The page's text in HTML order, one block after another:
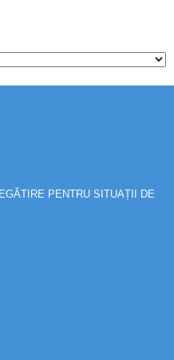
PENTRU SITUAȚII DE